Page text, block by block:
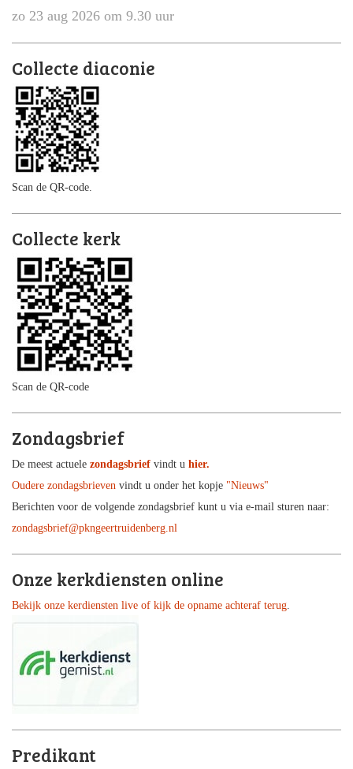
zo 23 aug 2026 om 9.30 uur
Collecte diaconie
Scan de QR-code.
Collecte kerk
Scan de QR-code
Zondagsbrief
De meest actuele zondagsbrief vindt u hier.
Oudere zondagsbrieven vindt u onder het kopje "Nieuws"
Berichten voor de volgende zondagsbrief kunt u via e-mail sturen naar:
zondagsbrief@pkngeertruidenberg.nl
Onze kerkdiensten online
Bekijk onze kerdiensten live of kijk de opname achteraf terug.
Predikant